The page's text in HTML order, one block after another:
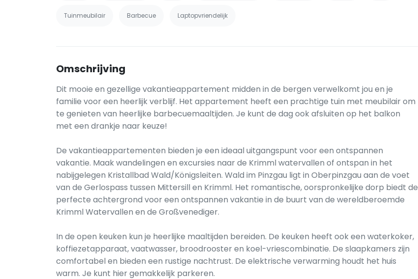
Tuinmeubilair Barbecue Laptopvriendelijk
Omschrijving
Dit mooie en gezellige vakantieappartement midden in de bergen verwelkomt jou en je
familie voor een heerlijk verblijf. Het appartement heeft een prachtige tuin met meubilair om
te genieten van heerlijke barbecuemaaltijden. Je kunt de dag ook afsluiten op het balkon
met een drankje naar keuze!
De vakantieappartementen bieden je een ideaal uitgangspunt voor een ontspannen
vakantie. Maak wandelingen en excursies naar de Krimml watervallen of ontspan in het
nabijgelegen Kristallbad Wald/Königsleiten. Wald im Pinzgau ligt in Oberpinzgau aan de voet
van de Gerlospass tussen Mittersill en Krimml. Het romantische, oorspronkelijke dorp biedt de
perfecte achtergrond voor een ontspannen vakantie in de buurt van de wereldberoemde
Krimml Watervallen en de Großvenediger.
In de open keuken kun je heerlijke maaltijden bereiden. De keuken heeft ook een waterkoker,
koffiezetapparaat, vaatwasser, broodrooster en koel-vriescombinatie. De slaapkamers zijn
comfortabel en bieden een rustige nachtrust. De elektrische verwarming houdt het huis
warm. Je kunt hier gemakkelijk parkeren.